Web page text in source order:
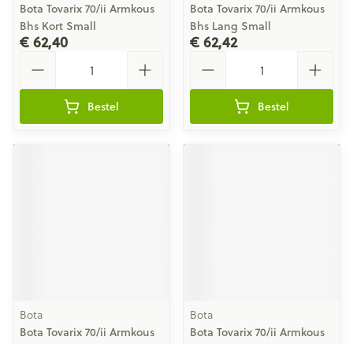
Bota Tovarix 70/ii Armkous
Bhs Kort Small
€ 62,40
Bestel
Bota Tovarix 70/ii Armkous
Bhs Lang Small
€ 62,42
Bestel
Bota
Bota Tovarix 70/ii Armkous
Bota
Bota Tovarix 70/ii Armkous